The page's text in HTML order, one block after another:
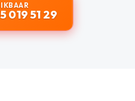
019 51 29